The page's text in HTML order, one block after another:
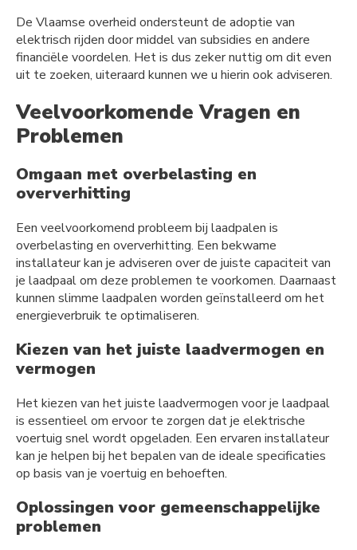
De Vlaamse overheid ondersteunt de adoptie van
elektrisch rijden door middel van subsidies en andere
financiële voordelen. Het is dus zeker nuttig om dit even
uit te zoeken, uiteraard kunnen we u hierin ook adviseren.
Veelvoorkomende Vragen en
Problemen
Omgaan met overbelasting en
oververhitting
Een veelvoorkomend probleem bij laadpalen is
overbelasting en oververhitting. Een bekwame
installateur kan je adviseren over de juiste capaciteit van
je laadpaal om deze problemen te voorkomen. Daarnaast
kunnen slimme laadpalen worden geïnstalleerd om het
energieverbruik te optimaliseren.
Kiezen van het juiste laadvermogen en
vermogen
Het kiezen van het juiste laadvermogen voor je laadpaal
is essentieel om ervoor te zorgen dat je elektrische
voertuig snel wordt opgeladen. Een ervaren installateur
kan je helpen bij het bepalen van de ideale specificaties
op basis van je voertuig en behoeften.
Oplossingen voor gemeenschappelijke
problemen